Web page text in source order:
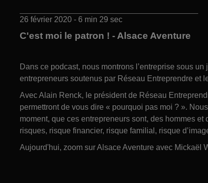
26 février 2020 - 6 min 29 sec
C'est moi le patron ! - Alsace Aventure
Dans ce podcast, nous montrons l’entreprise sous
entrepreneurs soutenus par Réseau Entreprendre et
Avec Alain Renck, le président de Réseau
permettront de vous dire « pourquoi pas moi ? ».
moment, que ces entrepreneurs sont, des hommes
risques, risque financier, risque familial, risque
Aujourd'hui, zoom sur Alsace Aventure avec Mickaël